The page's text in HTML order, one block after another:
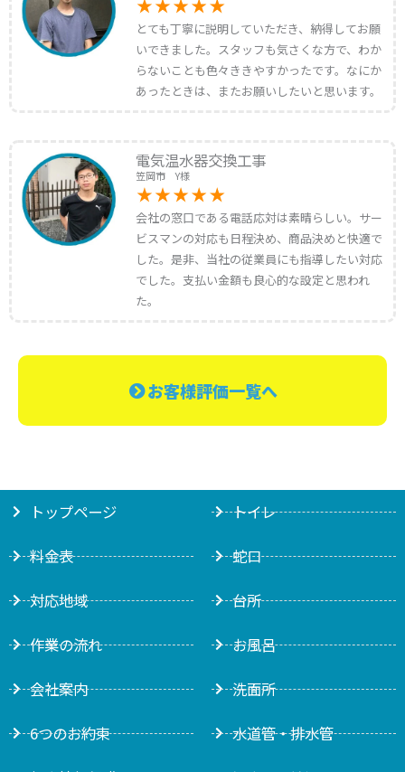
とても丁寧に説明していただき、納得してお願
いできました。スタッフも気さくな方で、わか
らないことも色々ききやすかったです。なにか
あったときは、またお願いしたいと思います。
電気温水器交換工事
笠岡市 Y様
会社の窓口である電話応対は素晴らしい。サー
ビスマンの対応も日程決め、商品決めと快適で
した。是非、当社の従業員にも指導したい対応
でした。支払い金額も良心的な設定と思われ
た。
お客様評価一覧へ
トップページ
料金表
対応地域
作業の流れ
会社案内
6つのお約束
トイレ
蛇口
台所
お風呂
洗面所
水道管・排水管